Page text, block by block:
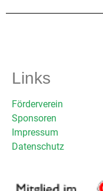
Links
Förderverein
Sponsoren
Impressum
Datenschutz